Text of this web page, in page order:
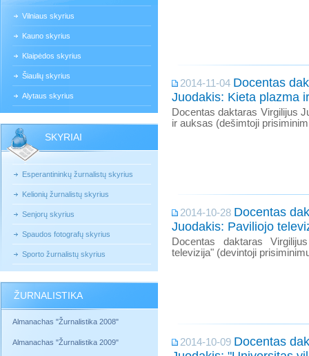
Vilniaus skyrius
Kauno skyrius
Klaipėdos skyrius
Šiaulių skyrius
Alytaus skyrius
SKYRIAI
Esperantininkų žurnalistų skyrius
Kelionių žurnalistų skyrius
Senjorų skyrius
Spaudos fotografų skyrius
Sporto žurnalistų skyrius
ŽURNALISTIKA
Almanachas "Žurnalistika 2008"
Almanachas "Žurnalistika 2009"
2014-11-04 Docentas
Juodakis: Kieta plazma
Docentas daktaras Virgilijus
ir auksas (dešimtoji
2014-10-28 Docentas
Juodakis: Paviliojo
Docentas daktaras
televizija" (devintoji
2014-10-09 Docentas